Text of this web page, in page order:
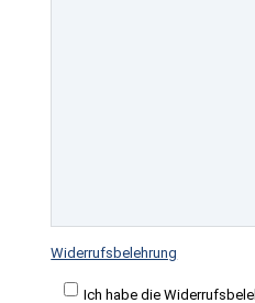
Widerrufsbelehrung
Ich habe die